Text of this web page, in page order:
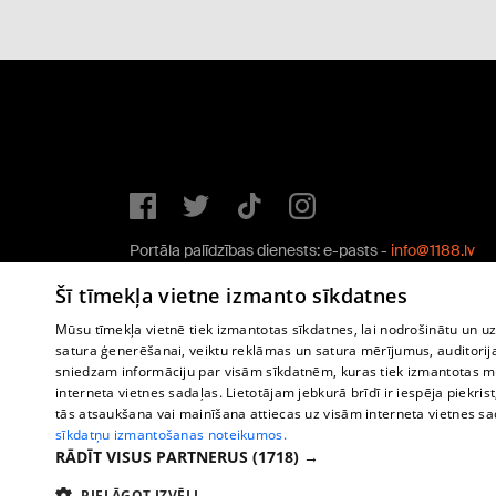
Portāla palīdzības dienests: e-pasts - info@1188.lv
Copyright © 2004-2026 SIA HELIO MEDIA.
Šī tīmekļa vietne izmanto sīkdatnes
Mūsu tīmekļa vietnē tiek izmantotas sīkdatnes, lai nodrošinātu un
satura ģenerēšanai, veiktu reklāmas un satura mērījumus,
sniedzam informāciju par visām sīkdatnēm, kuras tiek izmantotas
interneta vietnes sadaļas. Lietotājam jebkurā brīdī ir iespēja
tās atsaukšana vai mainīšana attiecas uz visām interneta vietnes
sīkdatņu izmantošanas noteikumos.
RĀDĪT VISUS PARTNERUS (1718) →